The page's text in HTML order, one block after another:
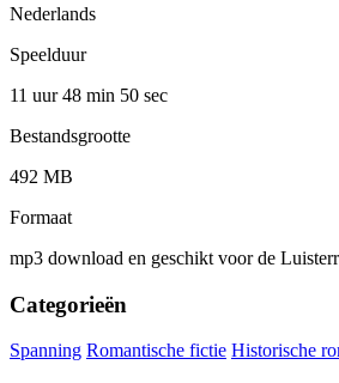
Nederlands
Speelduur
11 uur 48 min 50 sec
Bestandsgrootte
492 MB
Formaat
mp3 download en geschikt voor de
Categorieën
Spanning Romantische fictie Historische